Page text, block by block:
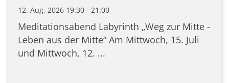
12. Aug. 2026 19:30 - 21:00
Meditationsabend Labyrinth „Weg zur Mitte -
Leben aus der Mitte“ Am Mittwoch, 15. Juli
und Mittwoch, 12. ...